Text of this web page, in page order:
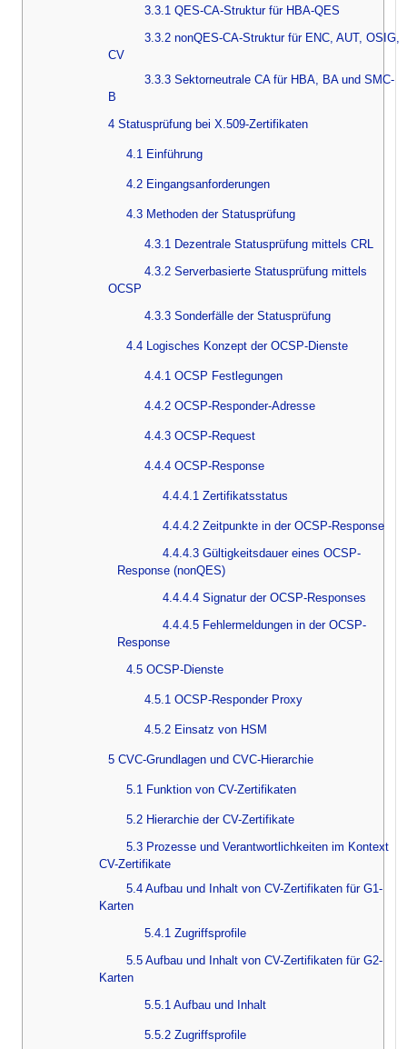
3.3.1 QES-CA-Struktur für HBA-QES
3.3.2 nonQES-CA-Struktur für ENC, AUT, OSIG,
CV
3.3.3 Sektorneutrale CA für HBA, BA und SMC-
B
4 Statusprüfung bei X.509-Zertifikaten
4.1 Einführung
4.2 Eingangsanforderungen
4.3 Methoden der Statusprüfung
4.3.1 Dezentrale Statusprüfung mittels CRL
4.3.2 Serverbasierte Statusprüfung mittels
OCSP
4.3.3 Sonderfälle der Statusprüfung
4.4 Logisches Konzept der OCSP-Dienste
4.4.1 OCSP Festlegungen
4.4.2 OCSP-Responder-Adresse
4.4.3 OCSP-Request
4.4.4 OCSP-Response
4.4.4.1 Zertifikatsstatus
4.4.4.2 Zeitpunkte in der OCSP-Response
4.4.4.3 Gültigkeitsdauer eines OCSP-
Response (nonQES)
4.4.4.4 Signatur der OCSP-Responses
4.4.4.5 Fehlermeldungen in der OCSP-
Response
4.5 OCSP-Dienste
4.5.1 OCSP-Responder Proxy
4.5.2 Einsatz von HSM
5 CVC-Grundlagen und CVC-Hierarchie
5.1 Funktion von CV-Zertifikaten
5.2 Hierarchie der CV-Zertifikate
5.3 Prozesse und Verantwortlichkeiten im Kontext
CV-Zertifikate
5.4 Aufbau und Inhalt von CV-Zertifikaten für G1-
Karten
5.4.1 Zugriffsprofile
5.5 Aufbau und Inhalt von CV-Zertifikaten für G2-
Karten
5.5.1 Aufbau und Inhalt
5.5.2 Zugriffsprofile